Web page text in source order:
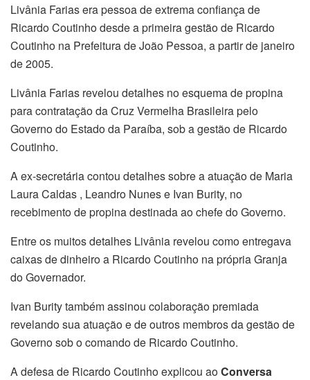
Livânia Farias era pessoa de extrema confiança de
Ricardo Coutinho desde a primeira gestão de Ricardo
Coutinho na Prefeitura de João Pessoa, a partir de janeiro
de 2005.
Livânia Farias revelou detalhes no esquema de propina
para contratação da Cruz Vermelha Brasileira pelo
Governo do Estado da Paraíba, sob a gestão de Ricardo
Coutinho.
A ex-secretária contou detalhes sobre a atuação de Maria
Laura Caldas , Leandro Nunes e Ivan Burity, no
recebimento de propina destinada ao chefe do Governo.
Entre os muitos detalhes Livânia revelou como entregava
caixas de dinheiro a Ricardo Coutinho na própria Granja
do Governador.
Ivan Burity também assinou colaboração premiada
revelando sua atuação e de outros membros da gestão de
Governo sob o comando de Ricardo Coutinho.
A defesa de Ricardo Coutinho explicou aoConversa